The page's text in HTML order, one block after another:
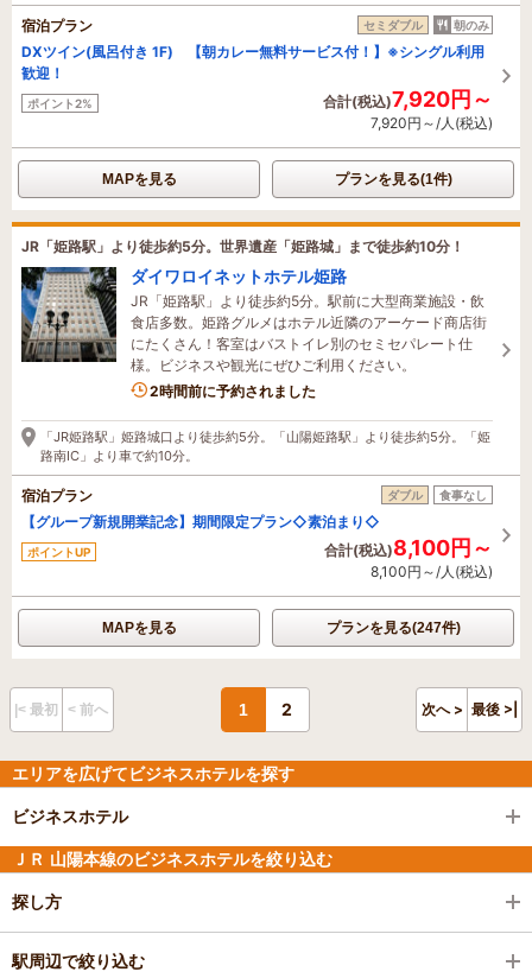
宿泊プラン セミダブル 朝のみ
DXツイン(風呂付き 1F) 【朝カレー無料サービス付！】※シングル利用
歓迎！
ポイント2% 合計(税込)7,920円～
7,920円～/人(税込)
MAPを見る プランを見る(1件)
JR「姫路駅」より徒歩約5分。世界遺産「姫路城」まで徒歩約10分！
ダイワロイネットホテル姫路
JR「姫路駅」より徒歩約5分。駅前に大型商業施設・飲
食店多数。姫路グルメはホテル近隣のアーケード商店街
にたくさん！客室はバストイレ別のセミセパレート仕
様。ビジネスや観光にぜひご利用ください。
1名がこの宿を見ています
2時間前に予約されました
「JR姫路駅」姫路城口より徒歩約5分。「山陽姫路駅」より徒歩約5分。「姫
路南IC」より車で約10分。
宿泊プラン ダブル 食事なし
【グループ新規開業記念】期間限定プラン◇素泊まり◇
ポイントUP 合計(税込)8,100円～
8,100円～/人(税込)
MAPを見る プランを見る(247件)
|< 最初 < 前へ 1 2 次へ > 最後 >|
エリアを広げてビジネスホテルを探す
ビジネスホテル
ＪＲ 山陽本線のビジネスホテルを絞り込む
探し方
駅周辺で絞り込む